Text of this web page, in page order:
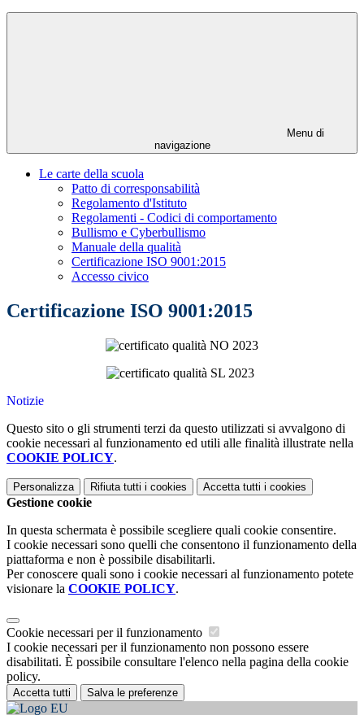
Menu di
navigazione
Le carte della scuola
Patto di corresponsabilità
Regolamento d'Istituto
Regolamenti - Codici di comportamento
Bullismo e Cyberbullismo
Manuale della qualità
Certificazione ISO 9001:2015
Accesso civico
Certificazione ISO 9001:2015
Notizie
Questo sito o gli strumenti terzi da questo utilizzati si avvalgono di
cookie necessari al funzionamento ed utili alle finalità illustrate nella
COOKIE POLICY.
Personalizza Rifiuta tutti i cookies Accetta tutti i cookies
Gestione cookie
In questa schermata è possibile scegliere quali cookie consentire.
I cookie necessari sono quelli che consentono il funzionamento della
piattaforma e non è possibile disabilitarli.
Per conoscere quali sono i cookie necessari al funzionamento potete
visionare la COOKIE POLICY.
Cookie necessari per il funzionamento
I cookie necessari per il funzionamento non possono essere
disabilitati. È possibile consultare l'elenco nella pagina della cookie
policy.
Accetta tutti Salva le preferenze